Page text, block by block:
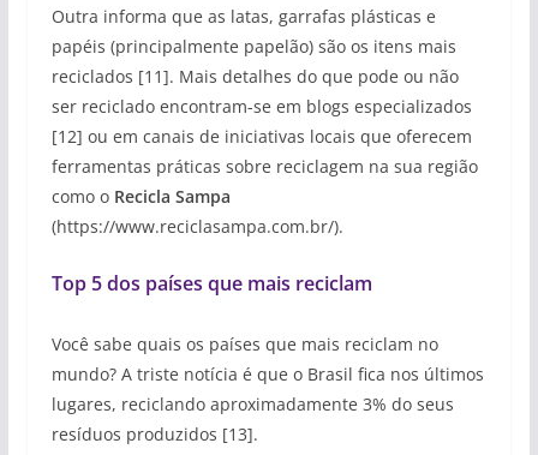
Outra informa que as latas, garrafas plásticas e
papéis (principalmente papelão) são os itens mais
reciclados [11]. Mais detalhes do que pode ou não
ser reciclado encontram-se em blogs especializados
[12] ou em canais de iniciativas locais que oferecem
ferramentas práticas sobre reciclagem na sua região
como o Recicla Sampa
(https://www.reciclasampa.com.br/).
Top 5 dos países que mais reciclam
Você sabe quais os países que mais reciclam no
mundo? A triste notícia é que o Brasil fica nos últimos
lugares, reciclando aproximadamente 3% do seus
resíduos produzidos [13].